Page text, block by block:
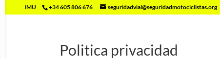
IMU +34 605 806 676 seguridadvial@seguridadmotociclistas.org
Politica privacidad